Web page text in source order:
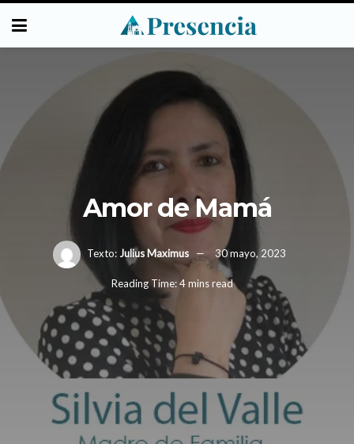
Amor de Mamá
Texto: Julius Maximus 30 mayo, 2023
Reading Time: 4 mins read